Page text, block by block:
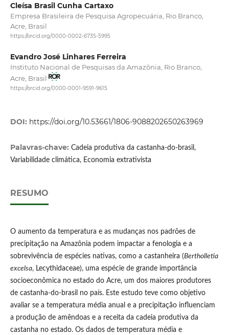
Cleísa Brasil Cunha Cartaxo
Empresa Brasileira de Pesquisa Agropecuária, Rio Branco,
Acre, Brasil
https://orcid.org/0000-0002-6735-5995
Evandro José Linhares Ferreira
Instituto Nacional de Pesquisas da Amazônia, Rio Branco,
Acre, Brasil
https://orcid.org/0000-0001-9591-9615
DOI: https://doi.org/10.53661/1806-9088202650263969
Palavras-chave: Cadeia produtiva da castanha-do-brasil,
Variabilidade climática, Economia extrativista
RESUMO
O aumento da temperatura e as mudanças nos padrões de
precipitação na Amazônia podem impactar a fenologia e a
sobrevivência de espécies nativas, como a castanheira (Bertholletia
excelsa, Lecythidaceae), uma espécie de grande importância
socioeconômica no estado do Acre, um dos maiores produtores
de castanha-do-brasil no país. Este estudo teve como objetivo
avaliar se a temperatura média anual e a precipitação influenciam
a produção de amêndoas e a receita da cadeia produtiva da
castanha no estado. Os dados de temperatura média e